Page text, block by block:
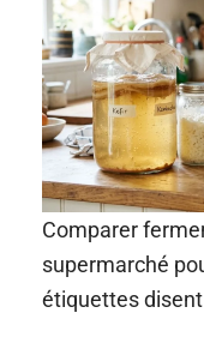
Comparer
supermarché
étiquettes